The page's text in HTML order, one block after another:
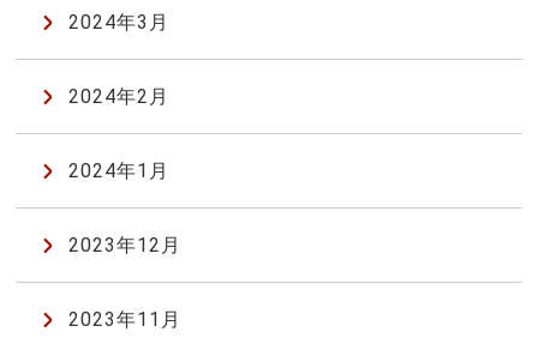
2024年3月
2024年2月
2024年1月
2023年12月
2023年11月